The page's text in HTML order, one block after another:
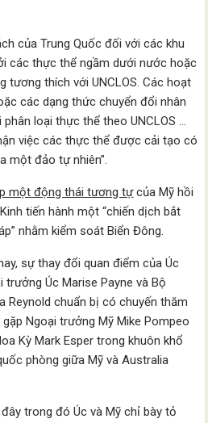
của Trung Quốc đối với các khu
các thực thể ngầm dưới nước hoặc
tương thích với UNCLOS. Các hoạt
các dạng thức chuyển đổi nhân
loại thực thể theo UNCLOS …
việc các thực thể được cải tạo có
một đảo tự nhiên”.
một động thái tương tựcủa Mỹ hồi
tiến hành một “chiến dịch bắt
nhằm kiểm soát Biển Đông.
sự thay đổi quan điểm của Úc
Úc Marise Payne và Bộ
Reynold chuẩn bị có chuyến thăm
Ngoại trưởng Mỹ Mike Pompeo
Kỳ Mark Esper trong khuôn khổ
phòng giữa Mỹ và Australia
trong đó Úc và Mỹ chỉ bày tỏ